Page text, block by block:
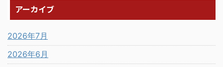
アーカイブ
2026年7月
2026年6月